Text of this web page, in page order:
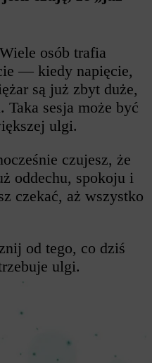
osób trafia
— kiedy napięcie,
są już zbyt duże,
Taka sesja może być
ulgi.
czujesz, że
oddechu, spokoju i
czekać, aż wszystko
od tego, co dziś
ulgi.